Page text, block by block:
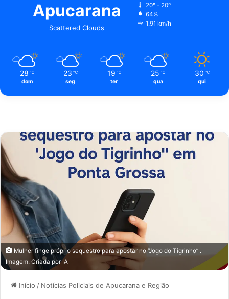
Mulher finge próprio sequestro para apostar no “Jogo do Tigrinho” .
Imagem: Criada por IA
Início / Notícias Policiais de Apucarana e Região
Apucarana
Scattered Clouds
20º - 20º
64%
1.91 km/h
28 ℃
dom
23 ℃
seg
19 ℃
ter
25 ℃
qua
30 ℃
qui